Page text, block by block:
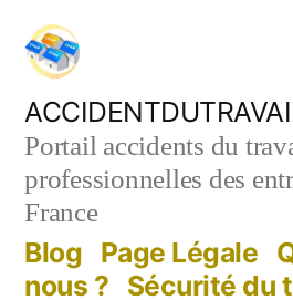
Aller
contenu
Portail accidents du
professionnelles des
France
Blog Page Légale
nous ? Sécurité du